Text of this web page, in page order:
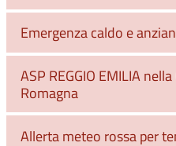
Emergenza caldo e
ASP REGGIO EMILIA
Romagna
Allerta meteo rossa per